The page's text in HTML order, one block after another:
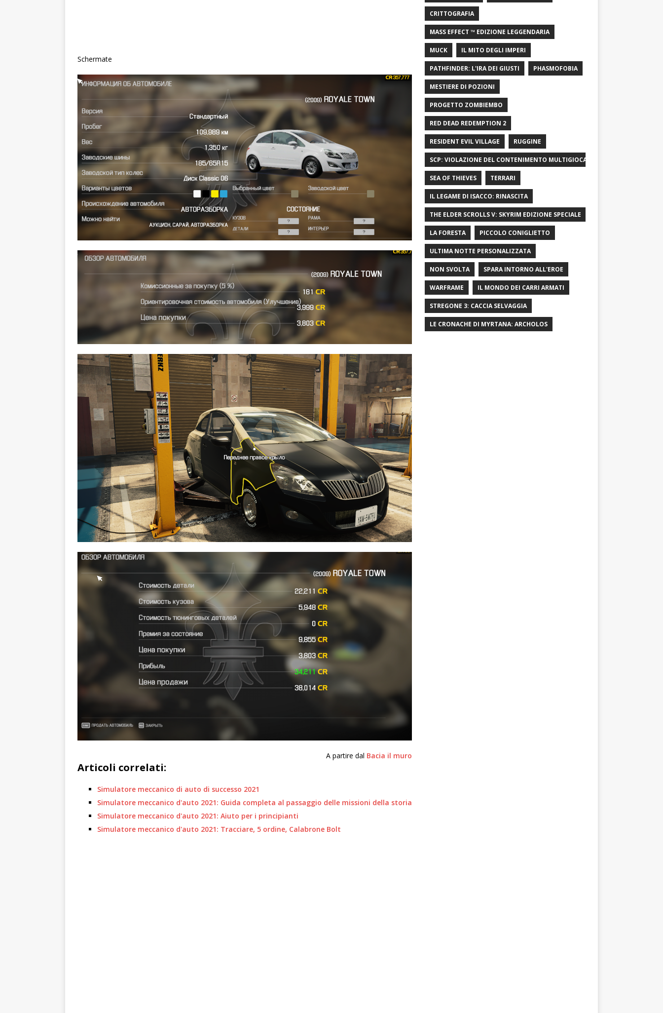
Schermate
A partire dal Bacia il muro
Articoli correlati:
Simulatore meccanico di auto di successo 2021
Simulatore meccanico d'auto 2021: Guida completa al passaggio delle missioni della storia
Simulatore meccanico d'auto 2021: Aiuto per i principianti
Simulatore meccanico d'auto 2021: Tracciare, 5 ordine, Calabrone Bolt
CRITTOGRAFIA
MASS EFFECT ™ EDIZIONE LEGGENDARIA
MUCK IL MITO DEGLI IMPERI
PATHFINDER: L'IRA DEI GIUSTI PHASMOFOBIA
MESTIERE DI POZIONI
PROGETTO ZOMBIEMBO
RED DEAD REDEMPTION 2
RESIDENT EVIL VILLAGE RUGGINE
SCP: VIOLAZIONE DEL CONTENIMENTO MULTIGIOCATORE
SEA OF ​​THIEVES TERRARI
IL LEGAME DI ISACCO: RINASCITA
THE ELDER SCROLLS V: SKYRIM EDIZIONE SPECIALE
LA FORESTA PICCOLO CONIGLIETTO
ULTIMA NOTTE PERSONALIZZATA
NON SVOLTA SPARA INTORNO ALL'EROE
WARFRAME IL MONDO DEI CARRI ARMATI
STREGONE 3: CACCIA SELVAGGIA
LE CRONACHE DI MYRTANA: ARCHOLOS